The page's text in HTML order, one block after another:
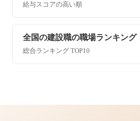
給与スコアの高い順
全国の建設職の職場ランキング
総合ランキング TOP10